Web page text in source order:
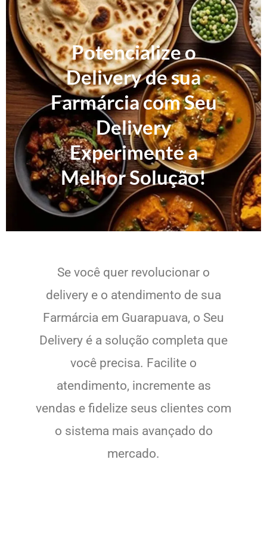
Potencialize o
Delivery de sua
Farmárcia com Seu
Delivery
Experimente a
Melhor Solução!
Se você quer revolucionar o
delivery e o atendimento de sua
Farmárcia em Guarapuava, o Seu
Delivery é a solução completa que
você precisa. Facilite o
atendimento, incremente as
vendas e fidelize seus clientes com
o sistema mais avançado do
mercado.